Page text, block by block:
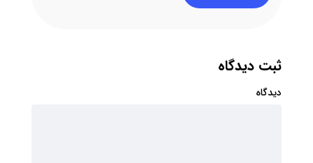
ثبت دیدگاه
دیدگاه